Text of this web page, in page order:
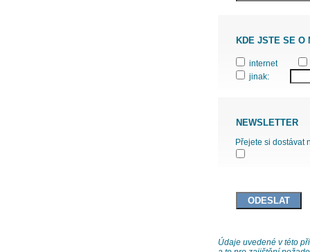
KDE JSTE SE O
internet
jinak:
NEWSLETTER
Přejete si dostávat
Údaje uvedené v této